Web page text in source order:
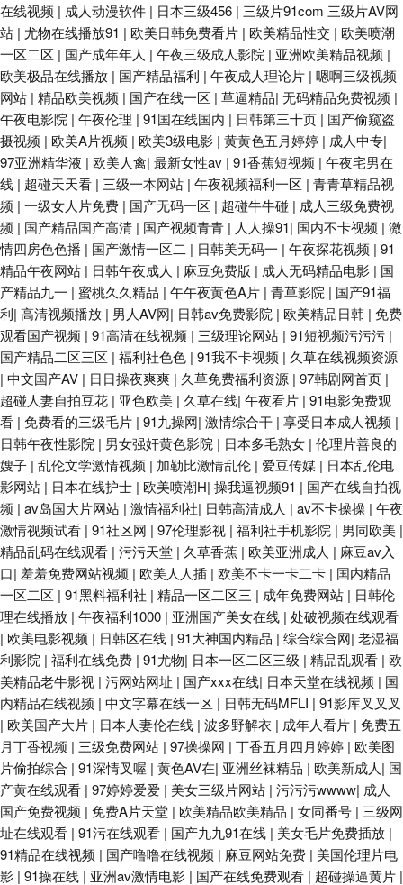
在线视频 | 成人动漫软件 | 日本三级456 | 三级片91com 三级片AV网
站 | 尤物在线播放91 | 欧美日韩免费看片 | 欧美精品性交 | 欧美喷潮
一区二区 | 国产成年年人 | 午夜三级成人影院 | 亚洲欧美精品视频 |
欧美极品在线播放 | 国产精品福利 | 午夜成人理论片 | 嗯啊三级视频
网站 | 精品欧美视频 | 国产在线一区 | 草逼精品| 无码精品免费视频 |
午夜电影院 | 午夜伦理 | 91国在线国内 | 日韩第三十页 | 国产偷窥盗
摄视频 | 欧美A片视频 | 欧美3级电影 | 黄黄色五月婷婷 | 成人中专|
97亚洲精华液 | 欧美人禽| 最新女性av | 91香蕉短视频 | 午夜宅男在
线 | 超碰天天看 | 三级一本网站 | 午夜视频福利一区 | 青青草精品视
频 | 一级女人片免费 | 国产无码一区 | 超碰牛牛碰 | 成人三级免费视
频 | 国产精品国产高清 | 国产视频青青 | 人人操91| 国内不卡视频 | 激
情四房色色播 | 国产激情一区二 | 日韩美无码一 | 午夜探花视频 | 91
精品午夜网站 | 日韩午夜成人 | 麻豆免费版 | 成人无码精品电影 | 国
产精品九一 | 蜜桃久久精品 | 午午夜黄色A片 | 青草影院 | 国产91福
利| 高清视频播放 | 男人AV网| 日韩av免费影院 | 欧美精品日韩 | 免费
观看国产视频 | 91高清在线视频 | 三级理论网站 | 91短视频污污污 |
国产精品二区三区 | 福利社色色 | 91我不卡视频 | 久草在线视频资源
| 中文国产AV | 日日操夜爽爽 | 久草免费福利资源 | 97韩剧网首页 |
超碰人妻自拍豆花 | 亚色欧美 | 久草在线| 午夜看片 | 91电影免费观
看 | 免费看的三级毛片 | 91九操网| 激情综合干 | 享受日本成人视频 |
日韩午夜性影院 | 男女强奸黄色影院 | 日本多毛熟女 | 伦理片善良的
嫂子 | 乱伦文学激情视频 | 加勒比激情乱伦 | 爱豆传媒 | 日本乱伦电
影网站 | 日本在线护士 | 欧美喷潮H| 操我逼视频91 | 国产在线自拍视
频 | av岛国大片网站 | 激情福利社| 日韩高清成人 | av不卡操操 | 午夜
激情视频试看 | 91社区网 | 97伦理影视 | 福利社手机影院 | 男同欧美 |
精品乱码在线观看 | 污污天堂 | 久草香蕉 | 欧美亚洲成人 | 麻豆av入
口| 羞羞免费网站视频 | 欧美人人插 | 欧美不卡一卡二卡 | 国内精品
一区二区 | 91黑料福利社 | 精品一区二区三 | 成年免费网站 | 日韩伦
理在线播放 | 午夜福利1000 | 亚洲国产美女在线 | 处破视频在线观看
| 欧美电影视频 | 日韩区在线 | 91大神国内精品 | 综合综合网| 老湿福
利影院 | 福利在线免费 | 91尤物| 日本一区二区三级 | 精品乱观看 | 欧
美精品老牛影视 | 污网站网址 | 国产xxx在线| 日本天堂在线视频 | 国
内精品在线视频 | 中文字幕在线一区 | 日韩无码MFLI | 91影库叉叉叉
| 欧美国产大片 | 日本人妻伦在线 | 波多野解衣 | 成年人看片 | 免费五
月丁香视频 | 三级免费网站 | 97操操网 | 丁香五月四月婷婷 | 欧美图
片偷拍综合 | 91深情叉喔 | 黄色AV在| 亚洲丝袜精品 | 欧美新成人| 国
产黄在线观看 | 97婷婷爱爱 | 美女三级片网站 | 污污污wwww| 成人
国产免费视频 | 免费A片天堂 | 欧美精品欧美精品 | 女同番号 | 三级网
址在线观看 | 91污在线观看 | 国产九九91在线 | 美女毛片免费插放 |
91精品在线视频 | 国产噜噜在线视频 | 麻豆网站免费 | 美国伦理片电
影 | 91操在线 | 亚洲av激情电影 | 国产在线免费观看 | 超碰操逼黄片 |